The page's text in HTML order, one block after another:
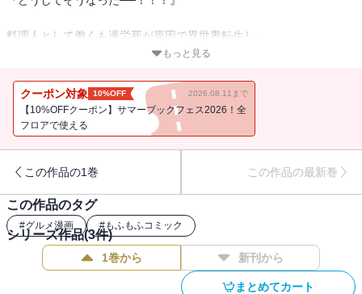
料理人として働くも過労死が原因で異世界転生し、
今世では引きこもり王子＆もふもふ聖獣の胃袋を掴んで
魔物の集団暴走が聖獣の守護によって収まり
復興が進む中、一部被害地域から嘆きの声が届いた。
王子と聖獣とともに声のもとへ急ぐアステリアは、
◆単行本限定◆
ハマサキ先生描き下ろし漫画＆江本マシメサ先生書き下ろし小説
大ボリュームの計33ページ収録！
もっと見る
クーポン対象 10%OFF 2026.08.11まで
【10%OFFクーポン】サマーブックフェス2026！全
フロアで使える
この作品の1巻 この作品の最新巻
この作品のタグ
#グルメ漫画 #もふもふコミック
シリーズ作品(3件)
1巻から 新刊から
まとめてカート